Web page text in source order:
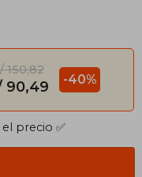
150,82
90,49 -40%
precio ✅